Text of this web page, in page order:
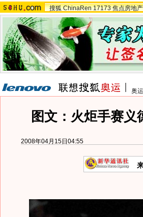
搜狐 ChinaRen 17173 焦点房地产
奥
图文：火炬手赛
2008年04月15日04:55